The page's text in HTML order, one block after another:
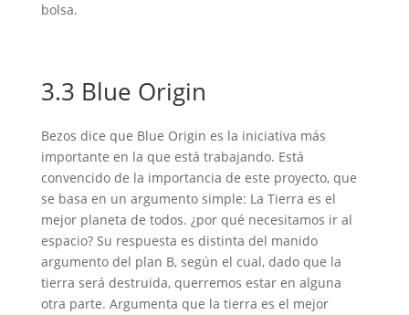
bolsa.
3.3 Blue Origin
Bezos dice que Blue Origin es la iniciativa más
importante en la que está trabajando. Está
convencido de la importancia de este proyecto, que
se basa en un argumento simple: La Tierra es el
mejor planeta de todos. ¿por qué necesitamos ir al
espacio? Su respuesta es distinta del manido
argumento del plan B, según el cual, dado que la
tierra será destruida, querremos estar en alguna
otra parte. Argumenta que la tierra es el mejor